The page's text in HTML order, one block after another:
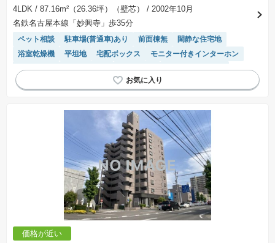
4LDK / 87.16m²（26.36坪）（壁芯）
/ 2002年10月
名鉄名古屋本線「妙興寺」歩35分
ペット相談 駐車場(普通車)あり 前面棟無
閑静な住宅地
浴室乾燥機
平坦地 宅配ボックス
モニター付きインターホン
陽当り良好
エレベーター 駐車場空き システムキッチン
価格が近い